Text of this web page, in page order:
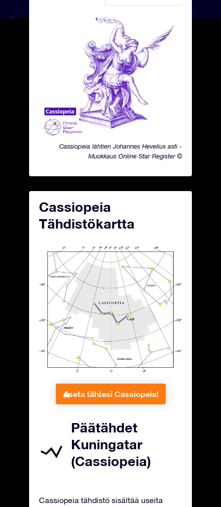
Cassiopeia lähtien Johannes Hevelius asti -
Muokkaus Online Star Register ©
Cassiopeia
Tähdistökartta
Aseta tähtesi Cassiopeia!
Päätähdet
Kuningatar
(Cassiopeia)
Cassiopeia tähdistö sisältää useita